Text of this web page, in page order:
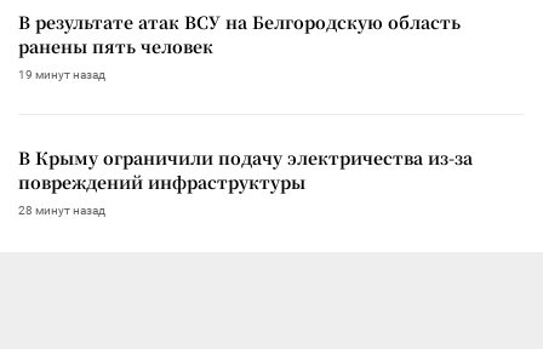
В результате атак ВСУ на Белгородскую область
ранены пять человек
19 минут назад
В Крыму ограничили подачу электричества из-за
повреждений инфраструктуры
28 минут назад